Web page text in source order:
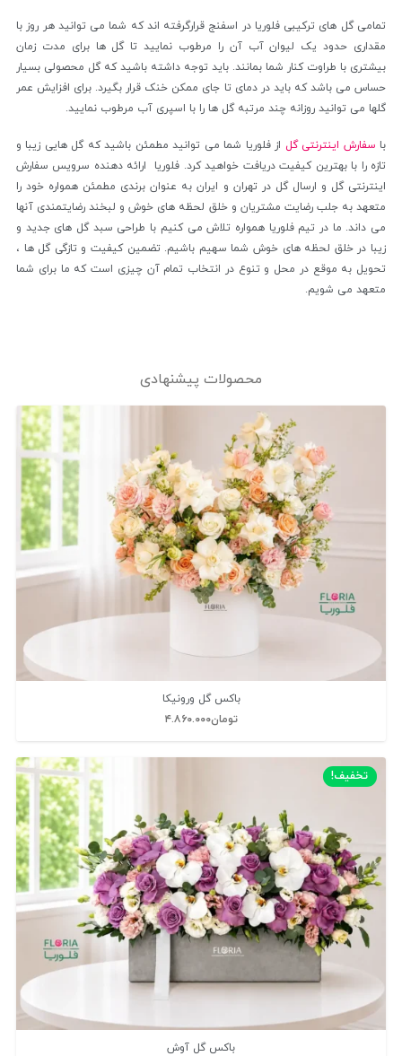
تمامی گل های ترکیبی فلوریا در اسفنج قرارگرفته اند که شما می توانید هر روز با
مقداری حدود یک لیوان آب آن را مرطوب نمایید تا گل ها برای مدت زمان
بیشتری با طراوت کنار شما بمانند. باید توجه داشته باشید که گل محصولی بسیار
حساس می باشد که باید در دمای تا جای ممکن خنک قرار بگیرد. برای افزایش عمر
گلها می توانید روزانه چند مرتبه گل ها را با اسپری آب مرطوب نمایید.
با سفارش اینترنتی گل از فلوریا شما می توانید مطمئن باشید که گل هایی زیبا و
تازه را با بهترین کیفیت دریافت خواهید کرد. فلوریا ارائه دهنده سرویس سفارش
اینترنتی گل و ارسال گل در تهران و ایران به عنوان برندی مطمئن همواره خود را
متعهد به جلب رضایت مشتریان و خلق لحظه های خوش و لبخند رضایتمندی آنها
می داند. ما در تیم فلوریا همواره تلاش می کنیم با طراحی سبد گل های جدید و
زیبا در خلق لحظه های خوش شما سهیم باشیم. تضمین کیفیت و تازگی گل ها ،
تحویل به موقع در محل و تنوع در انتخاب تمام آن چیزی است که ما برای شما
متعهد می شویم.
محصولات پیشنهادی
باکس گل ورونیکا
تومان۴.۸۶۰.۰۰۰
تخفیف!
باکس گل آوش